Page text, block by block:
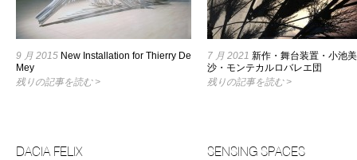
9 月 2015 New Installation for Thierry De
Mey
残りの記事を読む >
7 月 2021 新作・舞台装置・小池
沙・モンテカルロバレエ団
残りの記事を読む >
DACIA FELIX SENSING SPACES